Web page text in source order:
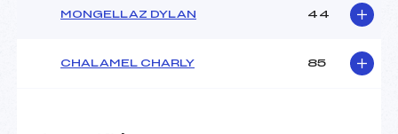
MONGELLAZ DYLAN 44
CHALAMEL CHARLY 85